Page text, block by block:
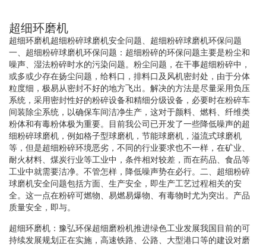
超细环磨机
超细环磨机超细粉碎球磨机安全问题、超细粉碎球磨机环保问题
一、超细粉碎球磨机环保问题：超细粉碎的环保问题主要是粉尘和
噪声、湿法粉碎时水的污染问题。粉尘问题，在干事超细粉碎中，
或多或少存在扬尘问题，给料口，排料口及风机密封处，由于分体
粒度细，极易从密封不好的地方飞出。解决的方法是尽量采用负压
系统，采用密封性好的粉碎设备和精细分级设备，必要时在粉碎车
间装除尘系统，以确保车间洁净生产，这对于颜料、燃料、纤维类
粉体和有毒粉体极为重要。目前我公司已开发了一些降低噪声的超
细粉碎球磨机，例如格子型球磨机，节能球磨机，溢流式球磨机
等，但是超细粉碎环境恶劣，不同的行业要求也不一样，在矿业、
耐火材料、煤炭行业等工业中，条件相对较差，而在药品、食品等
工业中就需要洁净。不管怎样，降低噪声势在必行。二、超细粉碎
球磨机安全问题包括方面、生产安全，即生产工艺过程相关的安
全。这一点在粉碎可燃物、易燃易爆物、有毒物时尤为突出。产品
质量安全，即与。
超细环磨机：豫弘环保超细磨粉机推进绿色工业发展我国目前的可
持续发展规划正在实施，高速铁路、公路、大型港口等的建设对磨